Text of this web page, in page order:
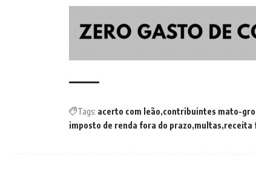
Tags: acerto com leão contribuintes mato-
imposto de renda fora do prazo multas receita